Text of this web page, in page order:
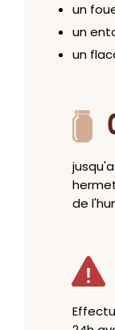
un
un
un
de